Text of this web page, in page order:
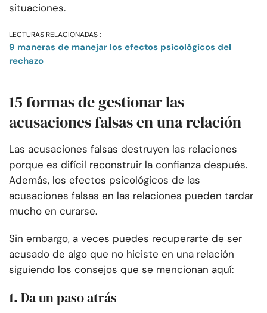
situaciones.
LECTURAS RELACIONADAS :
9 maneras de manejar los efectos psicológicos del
rechazo
15 formas de gestionar las
acusaciones falsas en una relación
Las acusaciones falsas destruyen las relaciones
porque es difícil reconstruir la confianza después.
Además, los efectos psicológicos de las
acusaciones falsas en las relaciones pueden tardar
mucho en curarse.
Sin embargo, a veces puedes recuperarte de ser
acusado de algo que no hiciste en una relación
siguiendo los consejos que se mencionan aquí:
1. Da un paso atrás